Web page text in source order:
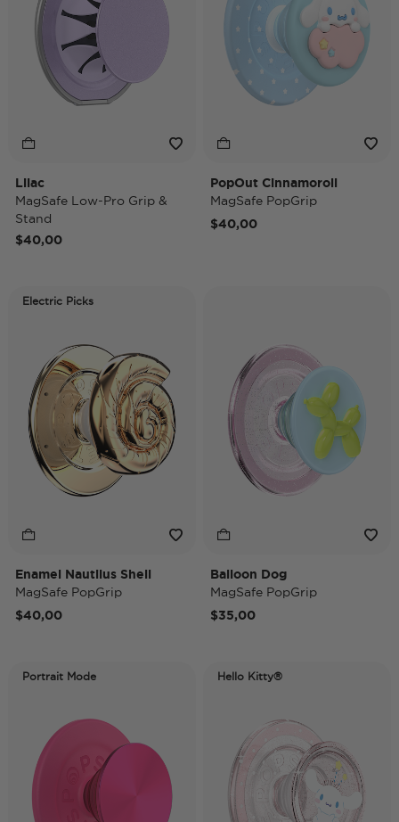
Lilac
MagSafe Low-Pro Grip &
Stand
$40,00
PopOut Cinnamoroll
MagSafe PopGrip
$40,00
Electric Picks
Enamel Nautilus Shell
MagSafe PopGrip
$40,00
Balloon Dog
MagSafe PopGrip
$35,00
Portrait Mode Hello Kitty®